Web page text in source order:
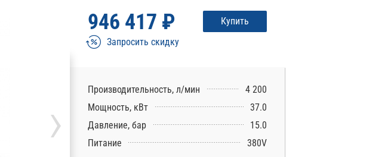
›
946 417 ₽
Купить
Запросить скидку
Производительность, л/мин
4 200
Мощность, кВт
37.0
Давление, бар
15.0
Питание
380V